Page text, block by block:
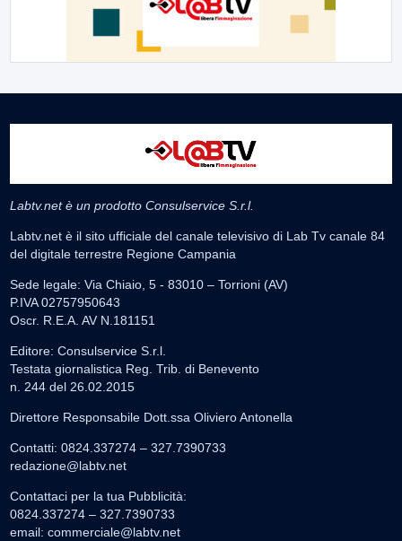
Labtv.net è un prodotto Consulservice S.r.l.
Labtv.net è il sito ufficiale del canale televisivo di Lab Tv canale 84
del digitale terrestre Regione Campania
Sede legale: Via Chiaio, 5 - 83010 – Torrioni (AV)
P.IVA 02757950643
Oscr. R.E.A. AV N.181151
Editore: Consulservice S.r.l.
Testata giornalistica Reg. Trib. di Benevento
n. 244 del 26.02.2015
Direttore Responsabile Dott.ssa Oliviero Antonella
Contatti: 0824.337274 – 327.7390733
redazione@labtv.net
Contattaci per la tua Pubblicità:
0824.337274 – 327.7390733
email: commerciale@labtv.net